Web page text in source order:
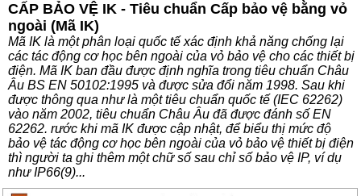
CẤP BẢO VỆ IK - Tiêu chuẩn Cấp bảo vệ bằng vỏ
ngoài (Mã IK)
Mã IK là một phân loại quốc tế xác định khả năng chống lại
các tác động cơ học bên ngoài của vỏ bảo vệ cho các thiết bị
điện. Mã IK ban đầu được định nghĩa trong tiêu chuẩn Châu
Âu BS EN 50102:1995 và được sửa đổi năm 1998. Sau khi
được thông qua như là một tiêu chuẩn quốc tế (IEC 62262)
vào năm 2002, tiêu chuẩn Châu Âu đã được đánh số EN
62262. rước khi mã IK được cập nhật, để biểu thị mức độ
bảo vệ tác động cơ học bên ngoài của vỏ bảo vệ thiết bị điện
thì người ta ghi thêm một chữ số sau chỉ số bảo vệ IP, ví dụ
như IP66(9)...